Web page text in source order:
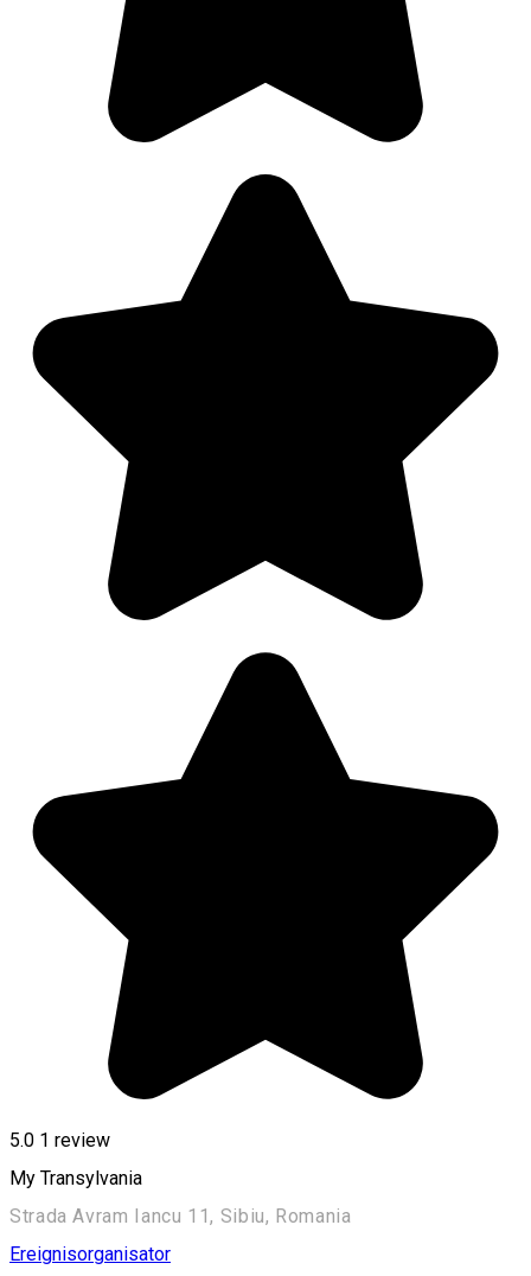
5.0 1 review
My Transylvania
Strada Avram Iancu 11, Sibiu, Romania
Ereignisorganisator